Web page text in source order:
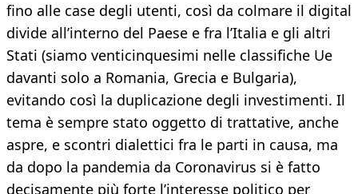
fino alle case degli utenti, così da colmare il digital
divide all’interno del Paese e fra l’Italia e gli altri
Stati (siamo venticinquesimi nelle classifiche Ue
davanti solo a Romania, Grecia e Bulgaria),
evitando così la duplicazione degli investimenti. Il
tema è sempre stato oggetto di trattative, anche
aspre, e scontri dialettici fra le parti in causa, ma
da dopo la pandemia da Coronavirus si è fatto
decisamente più forte l’interesse politico per